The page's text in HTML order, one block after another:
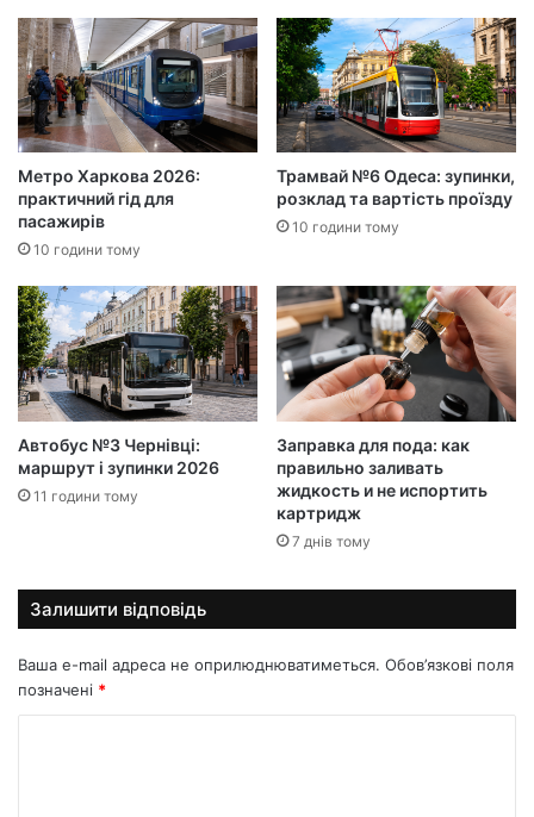
Метро Харкова 2026:
практичний гід для
пасажирів
10 години тому
Трамвай №6 Одеса: зупинки,
розклад та вартість проїзду
10 години тому
Автобус №3 Чернівці:
маршрут і зупинки 2026
11 години тому
Заправка для пода: как
правильно заливать
жидкость и не испортить
картридж
7 днів тому
Залишити відповідь
Ваша e-mail адреса не оприлюднюватиметься. Обов’язкові поля
позначені *